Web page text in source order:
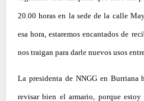
20.00 horas en la sede de la calle
esa hora, estaremos encantados de
nos traigan para darle nuevos usos
La presidenta de NNGG en Burriana
revisar bien el armario, porque